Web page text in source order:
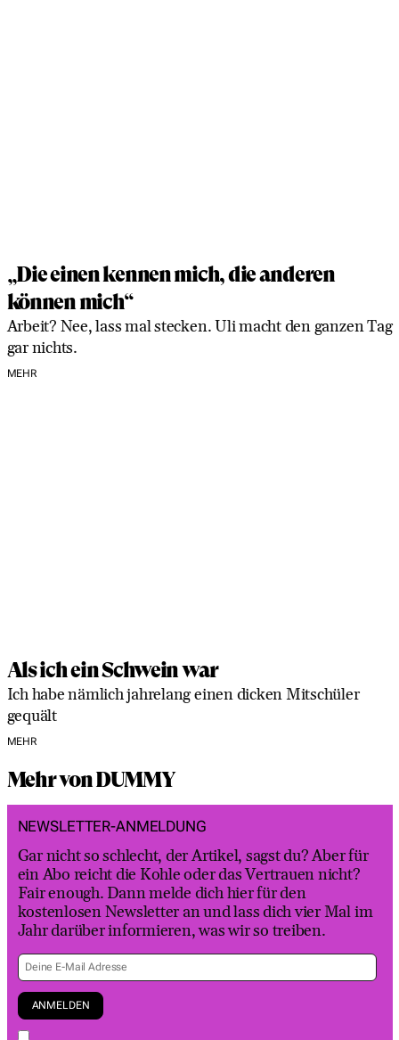
„Die einen kennen mich, die anderen
können mich“
Arbeit? Nee, lass mal stecken. Uli macht den ganzen Tag
gar nichts.
MEHR
Als ich ein Schwein war
Ich habe nämlich jahrelang einen dicken Mitschüler
gequält
MEHR
Mehr von DUMMY
NEWSLETTER-ANMELDUNG
Gar nicht so schlecht, der Artikel, sagst du? Aber für
ein Abo reicht die Kohle oder das Vertrauen nicht?
Fair enough. Dann melde dich hier für den
kostenlosen Newsletter an und lass dich vier Mal im
Jahr darüber informieren, was wir so treiben.